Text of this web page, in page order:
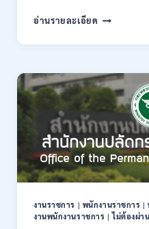
อ่านรายละเอียด ธนาคาร
เปิด
สมัคร
งาน
40
ตำแหน่ง
/
ปริญญา
ตรี
หลาย
ขึ้น
ไป
งานราชการ | พนักงานราชการ |
งานพนักงานราชการ |ไม่ต้องผ่า